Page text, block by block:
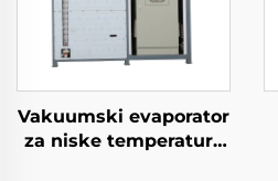
Vakuumski evaporator
za niske temperature